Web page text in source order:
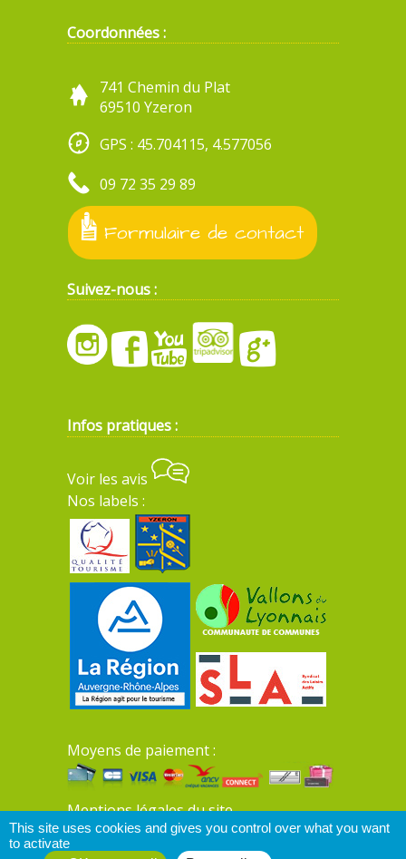
Coordonnées :
741 Chemin du Plat
69510 Yzeron
GPS : 45.704115, 4.577056
09 72 35 29 89
Formulaire de contact
Suivez-nous :
Infos pratiques :
Voir les avis
Nos labels :
Moyens de paiement :
Mentions légales du site
This site uses cookies and gives you control over what you want
to activate